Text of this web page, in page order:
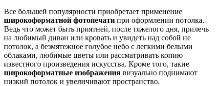
Все большей популярности приобретает применение
широкоформатной фотопечати при оформлении потолка.
Ведь что может быть приятней, после тяжелого дня, прилечь
на любимый диван или кровать и увидеть над собой не
потолок, а безмятежное голубое небо с легкими белыми
облаками, любимые цветы или рассматривать копию
известного произведения искусства. Кроме того, такие
широкоформатные изображения визуально поднимают
низкий потолок и увеличивают пространство.